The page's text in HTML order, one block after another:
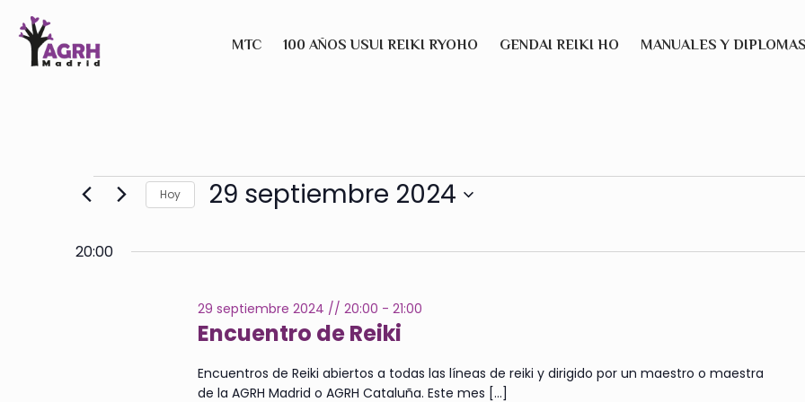
MTC 100 AÑOS USUI REIKI RYOHO GENDAI REIKI HO MANUALES Y DIPLOMAS
Hoy 29 septiembre 2024
20:00
Encuentro de Reiki
29 septiembre 2024 // 20:00 - 21:00
Encuentros de Reiki abiertos a todas las líneas de reiki y dirigido por un maestro o maestra
de la AGRH Madrid o AGRH Cataluña. Este mes […]